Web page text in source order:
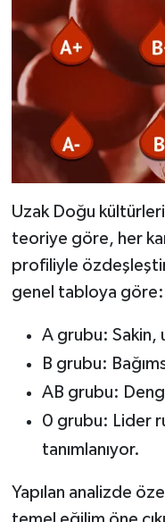
Uzak Doğu
teoriye göre, her
profiliyle
genel tabloya göre:
A grubu: Sakin,
B grubu:
AB grubu:
0 grubu: Lider
tanımlanıyor.
Yapılan analizde